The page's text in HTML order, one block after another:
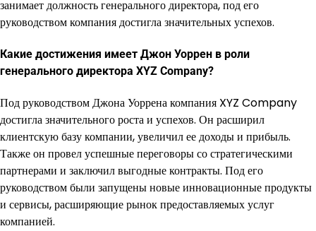
занимает должность генерального директора, под его
руководством компания достигла значительных успехов.
Какие достижения имеет Джон Уоррен в роли
генерального директора XYZ Company?
Под руководством Джона Уоррена компания XYZ Company
достигла значительного роста и успехов. Он расширил
клиентскую базу компании, увеличил ее доходы и прибыль.
Также он провел успешные переговоры со стратегическими
партнерами и заключил выгодные контракты. Под его
руководством были запущены новые инновационные продукты
и сервисы, расширяющие рынок предоставляемых услуг
компанией.